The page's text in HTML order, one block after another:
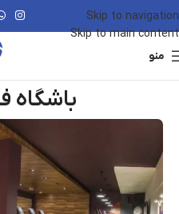
Skip to navigation
Skip to main content
منو
باشگاه